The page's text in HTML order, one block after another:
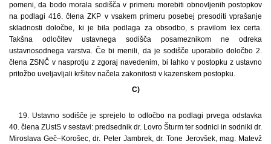
pomeni, da bodo morala sodišča v primeru morebiti obnovljenih postopkov
na podlagi 416. člena ZKP v vsakem primeru posebej presoditi vprašanje
skladnosti določbe, ki je bila podlaga za obsodbo, s pravilom lex certa.
Takšna odločitev ustavnega sodišča posameznikom ne odreka
ustavnosodnega varstva. Če bi menili, da je sodišče uporabilo določbo 2.
člena ZSNČ v nasprotju z zgoraj navedenim, bi lahko v postopku z ustavno
pritožbo uveljavljali kršitev načela zakonitosti v kazenskem postopku.
C)
19. Ustavno sodišče je sprejelo to odločbo na podlagi prvega odstavka
40. člena ZUstS v sestavi: predsednik dr. Lovro Šturm ter sodnici in sodniki dr.
Miroslava Geč–Korošec, dr. Peter Jambrek, dr. Tone Jerovšek, mag. Matevž